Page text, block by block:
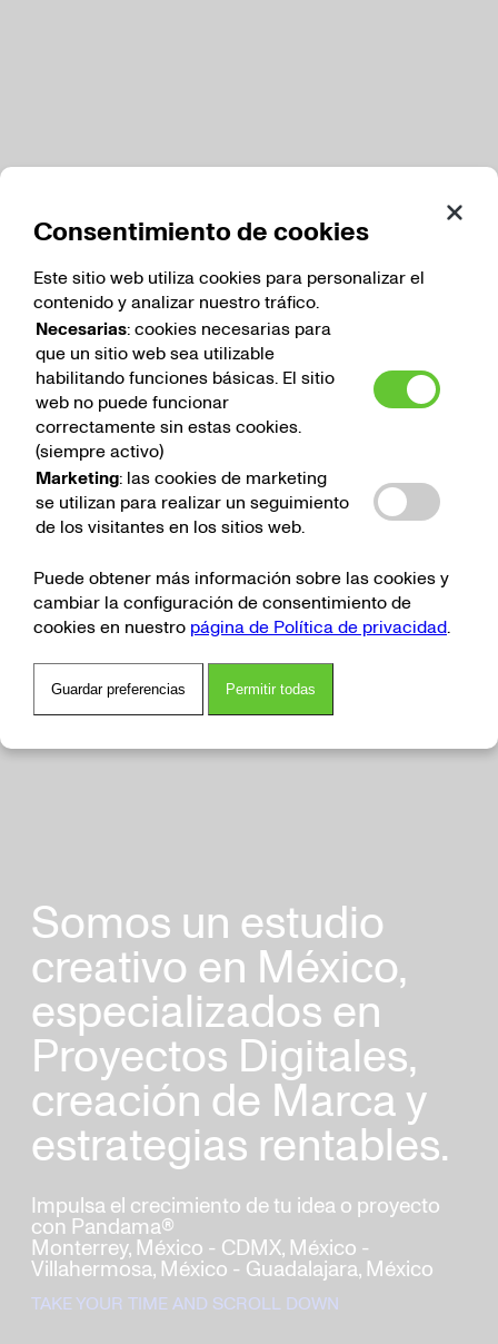
Somos un estudio
creativo en México,
especializados en
Proyectos Digitales,
creación de Marca y
estrategias rentables.
Impulsa el crecimiento de tu idea o proyecto
con Pandama®
Monterrey, México - CDMX, México -
Villahermosa, México - Guadalajara, México
TAKE YOUR TIME AND SCROLL DOWN
Consentimiento de cookies
Este sitio web utiliza cookies para personalizar el
contenido y analizar nuestro tráfico.
Necesarias: cookies necesarias para
que un sitio web sea utilizable
habilitando funciones básicas. El sitio
web no puede funcionar
correctamente sin estas cookies.
(siempre activo)
Marketing: las cookies de marketing
se utilizan para realizar un seguimiento
de los visitantes en los sitios web.
Puede obtener más información sobre las cookies y
cambiar la configuración de consentimiento de
cookies en nuestro página de Política de privacidad.